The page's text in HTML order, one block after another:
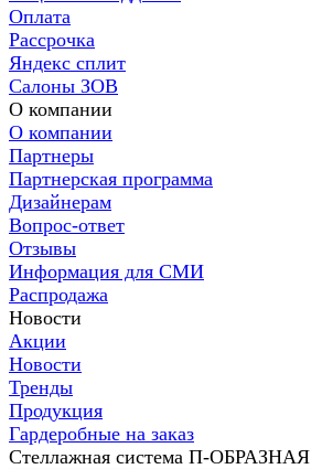
Оплата
Рассрочка
Яндекс сплит
Салоны ЗОВ
О компании
О компании
Партнеры
Партнерская программа
Дизайнерам
Вопрос-ответ
Отзывы
Информация для СМИ
Распродажа
Новости
Акции
Новости
Тренды
Продукция
Гардеробные на заказ
Стеллажная система П-ОБРАЗНАЯ